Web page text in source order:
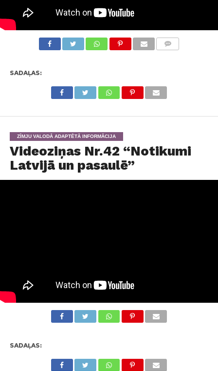
SADAĻAS:
ZĪMJU VALODĀ ADAPTĒTĀ INFORMĀCIJA
Videoziņas Nr.42 “Notikumi
Latvijā un pasaulē”
SADAĻAS: